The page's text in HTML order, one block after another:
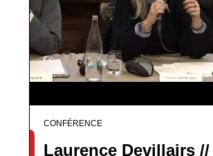
CONFÉRENCE
Laurence Devillairs //